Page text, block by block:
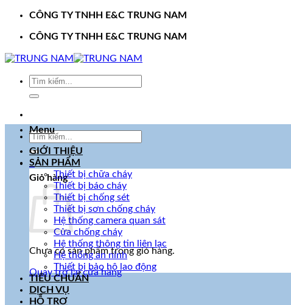
CÔNG TY TNHH E&C TRUNG NAM
CÔNG TY TNHH E&C TRUNG NAM
Tìm
Tìm
kiếm:
0
Giỏ hàng
Chưa có sản phẩm trong giỏ hàng.
Quay trở lại cửa hàng
Menu
GIỚI THIỆU
SẢN PHẨM
Thiết bị chữa cháy
Thiết bị báo cháy
Thiết bị chống sét
Thiết bị sơn chống cháy
Hệ thống camera quan sát
Cửa chống cháy
Hệ thống thông tin liên lạc
Hệ thống an ninh
Thiết bị bảo hộ lao động
TIÊU CHUẨN
DỊCH VỤ
HỖ TRỢ